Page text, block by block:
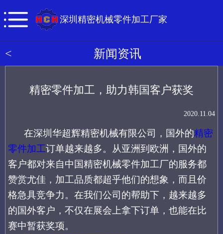
深圳精密机械零件加工厂家
< 新闻资讯
精密零件加工，助力韩国客户获奖
2020.11.04
在深圳华超辉精密机械有限公司，国外的精密
零件加工订单越来越多。从亚洲到欧洲，国外的
客户都对来自中国精密机械零件加工厂的服务都
赞赏尤佳，加工品质都超乎他们的想象，而且价
格急具竞争力。在我们公司的帮助下，越来越多
的国外客户，不仅在展会上拿下订单，也能在比
赛中暂获奖项。